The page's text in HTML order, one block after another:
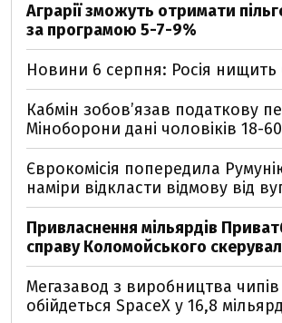
Аграрії зможуть отримати
за програмою 5-7-9%
Новини 6 серпня: Росія нищить
Кабмін зобовʼязав податкову
Міноборони дані чоловіків 18-
Єврокомісія попередила
наміри відкласти відмову від
Привласнення мільярдів
справу Коломойського
Мегазавод з виробництва чипів
обійдеться SpaceX у 16,8